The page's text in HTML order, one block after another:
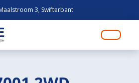
3, Swifterbant